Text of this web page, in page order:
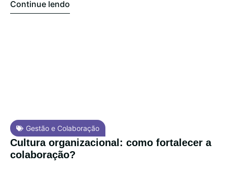
Continue lendo
Gestão e Colaboração
Cultura organizacional: como fortalecer a
colaboração?